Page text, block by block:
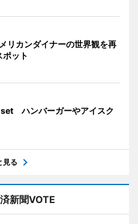
リカンダイナーの世界観を再
ポット
ハンバーガーやアイスク
見る
新聞VOTE